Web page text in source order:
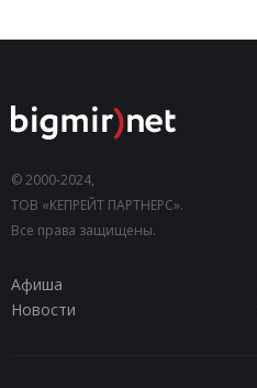
© 2000-2024,
ТОВ «КЕПРЕЙТ ПАРТНЕРС».
Все права защищены.
Афиша
Новости